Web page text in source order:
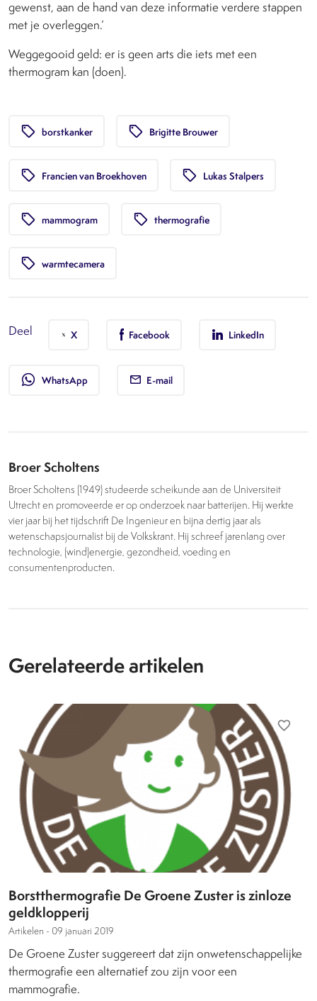
gewenst, aan de hand van deze informatie verdere stappen
met je overleggen.’
Weggegooid geld: er is geen arts die iets met een
thermogram kan (doen).
local_offer borstkanker local_offer Brigitte Brouwer
local_offer Francien van Broekhoven local_offer Lukas Stalpers
local_offer mammogram local_offer thermografie
local_offer warmtecamera
Deel X Facebook LinkedIn
whatsapp WhatsApp E-mail
Broer Scholtens
Broer Scholtens (1949) studeerde scheikunde aan de Universiteit
Utrecht en promoveerde er op onderzoek naar batterijen. Hij werkte
vier jaar bij het tijdschrift De Ingenieur en bijna dertig jaar als
wetenschapsjournalist bij de Volkskrant. Hij schreef jarenlang over
technologie, (wind)energie, gezondheid, voeding en
consumentenproducten.
Gerelateerde artikelen
favorite_border
Borstthermografie De Groene Zuster is zinloze
geldklopperij
Artikelen - 09 januari 2019
De Groene Zuster suggereert dat zijn onwetenschappelijke
thermografie een alternatief zou zijn voor een
mammografie.